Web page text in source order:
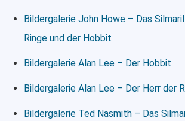
Bildergalerie John Howe – Das
Ringe und der Hobbit
Bildergalerie Alan Lee – Der Hobbit
Bildergalerie Alan Lee – Der Herr der
Bildergalerie Ted Nasmith – Das